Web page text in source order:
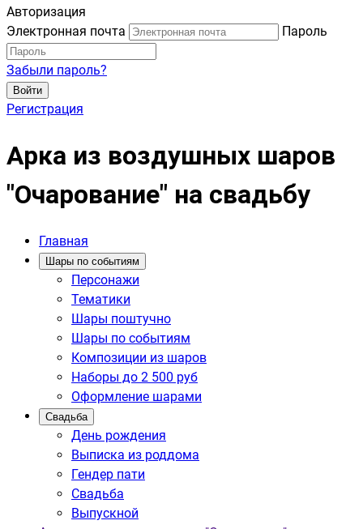
Авторизация
Электронная почта
Пароль
Забыли пароль?
Войти
Регистрация
Арка из воздушных шаров
"Очарование" на свадьбу
Главная
Шары по событиям
Персонажи
Тематики
Шары поштучно
Шары по событиям
Композиции из шаров
Наборы до 2 500 руб
Оформление шарами
Свадьба
День рождения
Выписка из роддома
Гендер пати
Свадьба
Выпускной